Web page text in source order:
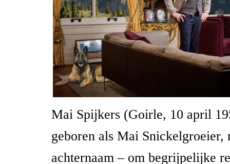
Mai Spijkers (Goirle, 10 april
geboren als Mai
achternaam – om begrijpelijke